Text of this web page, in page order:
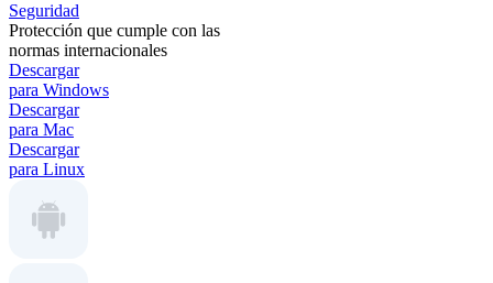
Seguridad
Protección que cumple con las
normas internacionales
Descargar
para Windows
Descargar
para Mac
Descargar
para Linux